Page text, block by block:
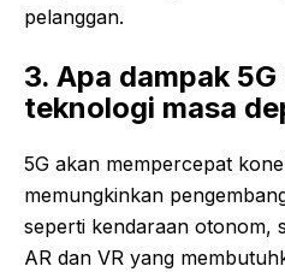
pelanggan.
3. Apa dampak
teknologi masa
5G akan mempercepat
memungkinkan
seperti kendaraan otonom,
AR dan VR yang